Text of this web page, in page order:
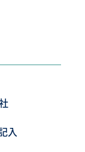
入